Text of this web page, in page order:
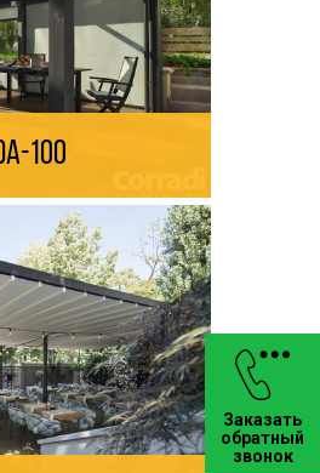
100
Заказать
обратный
звонок